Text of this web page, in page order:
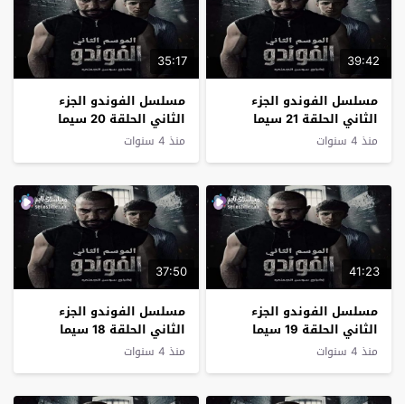
39:42
مسلسل الفوندو الجزء
الثاني الحلقة 21 سيما
كلوب
منذ 4 سنوات
35:17
مسلسل الفوندو الجزء
الثاني الحلقة 20 سيما
كلوب
منذ 4 سنوات
41:23
مسلسل الفوندو الجزء
الثاني الحلقة 19 سيما
كلوب
منذ 4 سنوات
37:50
مسلسل الفوندو الجزء
الثاني الحلقة 18 سيما
كلوب
منذ 4 سنوات